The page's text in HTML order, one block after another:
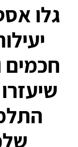
גלו
חכמים